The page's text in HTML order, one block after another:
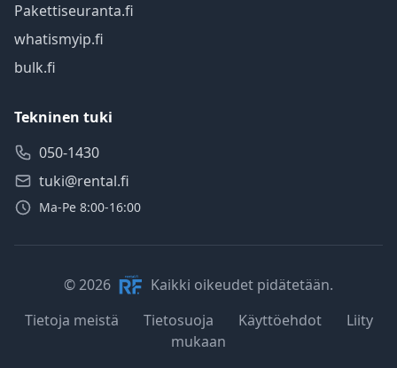
Pakettiseuranta.fi
whatismyip.fi
bulk.fi
Tekninen tuki
050-1430
tuki@rental.fi
Ma-Pe 8:00-16:00
© 2026
Kaikki oikeudet pidätetään.
Tietoja meistä
Tietosuoja Käyttöehdot
Liity
mukaan